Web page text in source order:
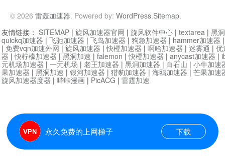
© 2026 雷轰加速器. Powered by: WordPress.Sitemap.
永久免费的上网梯子 下载
友情链接： SITEMAP | 旋风加速器官网 | 旋风软件中心 | textarea | 黑
quickq加速器 | 飞驰加速器 | 飞鸟加速器 | 狗急加速器 | hammer加速器
| 免费vqn加速外网 | 旋风加速器 |快橙加速器 | 啊哈加速器 | 迷雾通 | 优
器 |快柠檬加速器 | 黑洞加速 | falemon |快橙加速器 | anycast加速器 |
元机场加速器 | 一元机场 | 老王加速器 | 黑洞加速器 | 白石山 | 小牛加速
果加速器 | 黑洞加速 | 银河加速器 | 猎豹加速器 | 海鸥加速器 | 芒果加速
旋风加速器度器 | 哔咔漫画 | PicACG | 雷霆加速